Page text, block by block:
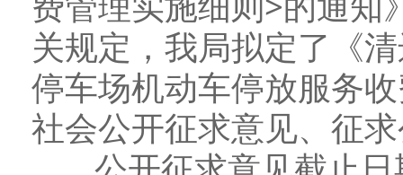
关规定，我局拟定了《
停车场机动车停放服务
社会公开征求意见、征